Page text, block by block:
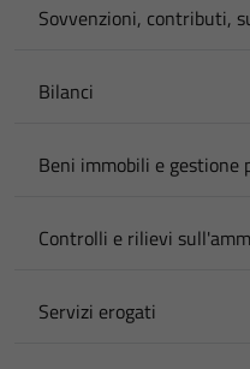
Sovvenzioni, contributi,
Bilanci
Beni immobili e gestione
Controlli e rilievi
Servizi erogati